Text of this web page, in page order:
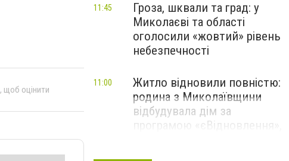
, щоб оцінити
Гроза, шквали та град: у
Миколаєві та області
оголосили «жовтий» рівень
небезпечності
11:45
Житло відновили повністю:
родина з Миколаївщини
відбудувала дім за
програмою «єВідновлення»,
11:00